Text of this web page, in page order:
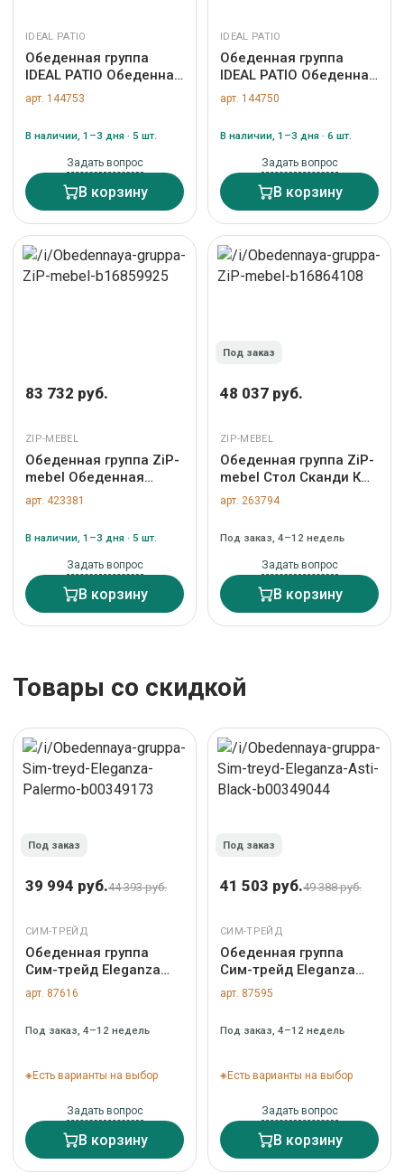
IDEAL PATIO
Обеденная группа
IDEAL PATIO Обеденная
группа КАНА ФЕСТА
плюс каркас карбон /
ткань черная арт.
CAN.2015620
арт. 144753
В наличии, 1–3 дня · 5 шт.
Задать вопрос
В корзину
IDEAL PATIO
Обеденная группа
IDEAL PATIO Обеденная
группа ТЕЛЛА ФЕСТА
плюс каркас белый /
бежевая арт.
TLL.2025222
арт. 144750
В наличии, 1–3 дня · 6 шт.
Задать вопрос
В корзину
83 732 руб.
ZIP-MEBEL
Обеденная группа ZiP-
mebel Обеденная
группа стол Бизе со
стульями Рич,чёрное
коричневый арт.
F212020B00X4R001405B14
арт. 423381
В наличии, 1–3 дня · 5 шт.
Задать вопрос
В корзину
Под заказ
48 037 руб.
ZIP-MEBEL
Обеденная группа ZiP-
mebel Стол Сканди К
100 орех с креслами
Пичч велюр
F004105W00X2Z212902B04
арт. 263794
Под заказ, 4–12 недель
Задать вопрос
В корзину
Товары со скидкой
Под заказ
39 994 руб.44 393 руб.
СИМ-ТРЕЙД
Обеденная группа
Сим-трейд Eleganza
Palermo
арт. 87616
Под заказ, 4–12 недель
Есть варианты на выбор
Задать вопрос
В корзину
Под заказ
41 503 руб.49 388 руб.
СИМ-ТРЕЙД
Обеденная группа
Сим-трейд Eleganza
Asti Black
арт. 87595
Под заказ, 4–12 недель
Есть варианты на выбор
Задать вопрос
В корзину